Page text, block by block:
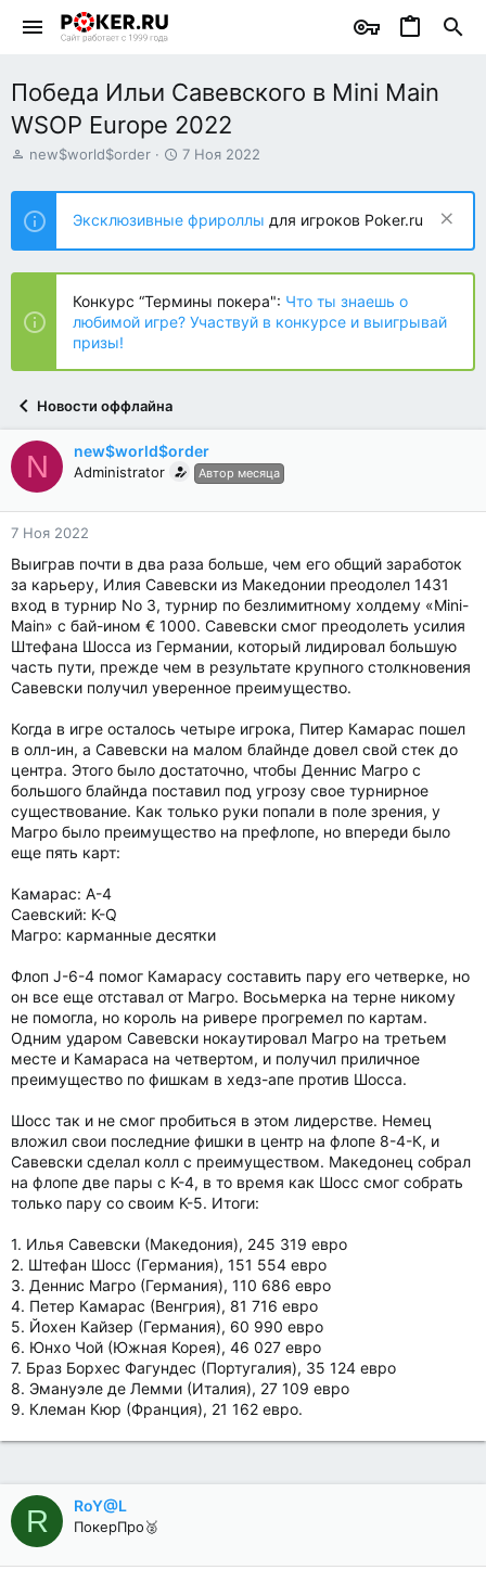
Победа Ильи Савевского в Mini Main
WSOP Europe 2022
А
т
о
р
т
е
ы
new$world$order
Д
т
н
а
ч
л
а
7 Ноя 2022
Эксклюзивные фрироллы для игроков Poker.ru
Конкурс “Термины покера": Что ты знаешь о
любимой игре? Участвуй в конкурсе и выигрывай
призы!
Новости оффлайна
N new$world$order
Administrator Автор месяца
7 Ноя 2022
Выиграв почти в два раза больше, чем его общий заработок
за карьеру, Илия Савевски из Македонии преодолел 1431
вход в турнир No 3, турнир по безлимитному холдему «Mini-
Main» с бай-ином € 1000. Савевски смог преодолеть усилия
Штефана Шосса из Германии, который лидировал большую
часть пути, прежде чем в результате крупного столкновения
Савевски получил уверенное преимущество.
Когда в игре осталось четыре игрока, Питер Камарас пошел
в олл-ин, а Савевски на малом блайнде довел свой стек до
центра. Этого было достаточно, чтобы Деннис Магро с
большого блайнда поставил под угрозу свое турнирное
существование. Как только руки попали в поле зрения, у
Магро было преимущество на префлопе, но впереди было
еще пять карт:
Камарас: А-4
Саевский: K-Q
Магро: карманные десятки
Флоп J-6-4 помог Камарасу составить пару его четверке, но
он все еще отставал от Магро. Восьмерка на терне никому
не помогла, но король на ривере прогремел по картам.
Одним ударом Савевски нокаутировал Магро на третьем
месте и Камараса на четвертом, и получил приличное
преимущество по фишкам в хедз-апе против Шосса.
Шосс так и не смог пробиться в этом лидерстве. Немец
вложил свои последние фишки в центр на флопе 8-4-К, и
Савевски сделал колл с преимуществом. Македонец собрал
на флопе две пары с K-4, в то время как Шосс смог собрать
только пару со своим K-5. Итоги:
1. Илья Савевски (Македония), 245 319 евро
2. Штефан Шосс (Германия), 151 554 евро
3. Деннис Магро (Германия), 110 686 евро
4. Петер Камарас (Венгрия), 81 716 евро
5. Йохен Кайзер (Германия), 60 990 евро
6. Юнхо Чой (Южная Корея), 46 027 евро
7. Браз Борхес Фагундес (Португалия), 35 124 евро
8. Эмануэле де Лемми (Италия), 27 109 евро
9. Клеман Кюр (Франция), 21 162 евро.
R RoY@L
ПокерПро🥈